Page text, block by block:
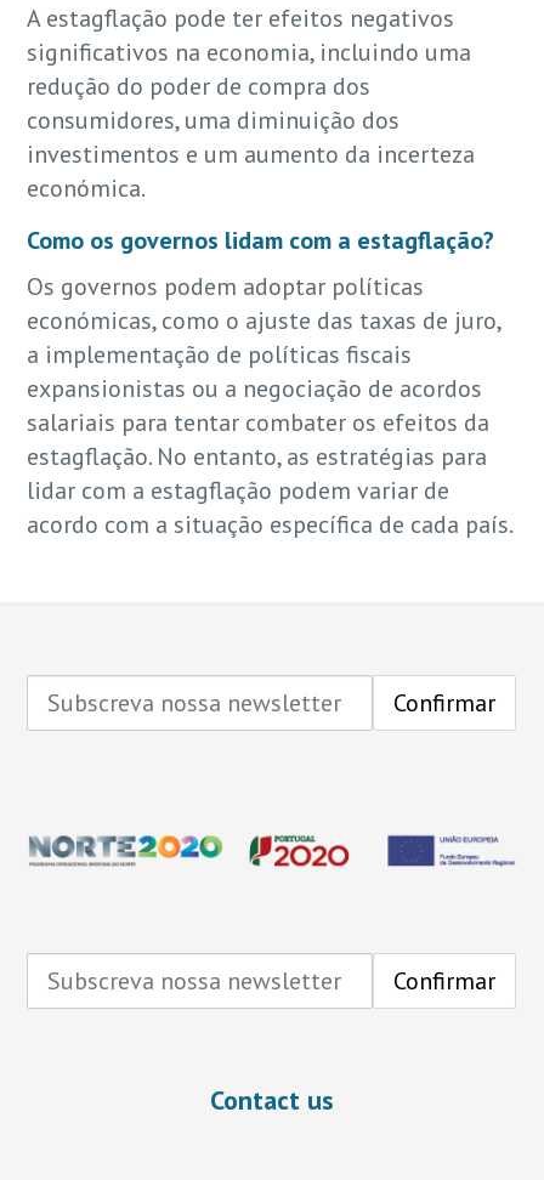
A estagflação pode ter efeitos negativos
significativos na economia, incluindo uma
redução do poder de compra dos
consumidores, uma diminuição dos
investimentos e um aumento da incerteza
económica.
Como os governos lidam com a estagflação?
Os governos podem adoptar políticas
económicas, como o ajuste das taxas de juro,
a implementação de políticas fiscais
expansionistas ou a negociação de acordos
salariais para tentar combater os efeitos da
estagflação. No entanto, as estratégias para
lidar com a estagflação podem variar de
acordo com a situação específica de cada país.
Contact us